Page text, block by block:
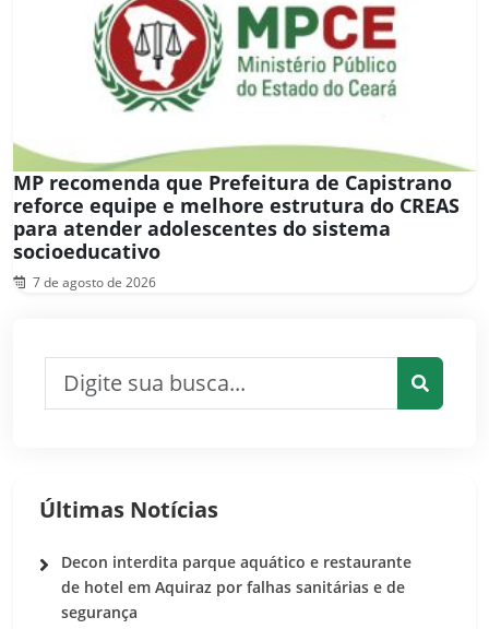
MP recomenda que Prefeitura de Capistrano
reforce equipe e melhore estrutura do CREAS
para atender adolescentes do sistema
socioeducativo
7 de agosto de 2026
Últimas Notícias
Decon interdita parque aquático e restaurante
de hotel em Aquiraz por falhas sanitárias e de
segurança